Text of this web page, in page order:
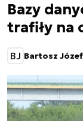
Bazy
trafiły na
BJ Bartosz